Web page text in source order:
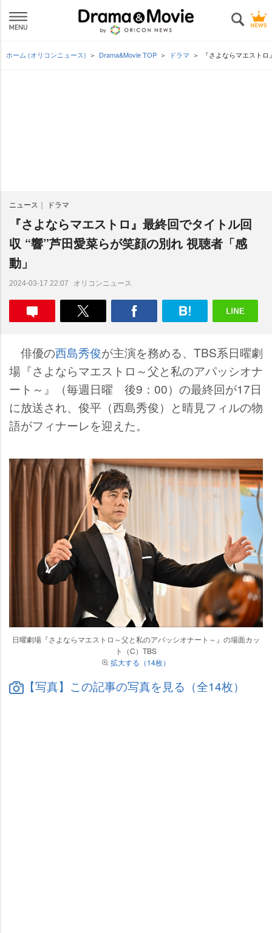
ホーム (オリコンニュース) Drama&Movie TOP ドラマ 『さよならマエスト
ニュース ドラマ
『さよならマエストロ』最終回でタイトル回
収 “響”芦田愛菜らが笑顔の別れ 視聴者「感
動」
2024-03-17 22:07 オリコンニュース
俳優の西島秀俊が主演を務める、TBS系日曜劇
場『さよならマエストロ～父と私のアパッシオナ
ート～』（毎週日曜 後9：00）の最終回が17日
に放送され、俊平（西島秀俊）と晴見フィルの物
語がフィナーレを迎えた。
日曜劇場『さよならマエストロ～父と私のアパッシオナート～』の場面カッ
ト（C）TBS
拡大する（14枚）
【写真】この記事の写真を見る（全14枚）